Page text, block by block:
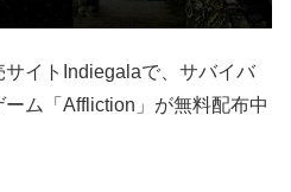
イトIndiegalaで、サバイバ
ム「Affliction」が無料配布中